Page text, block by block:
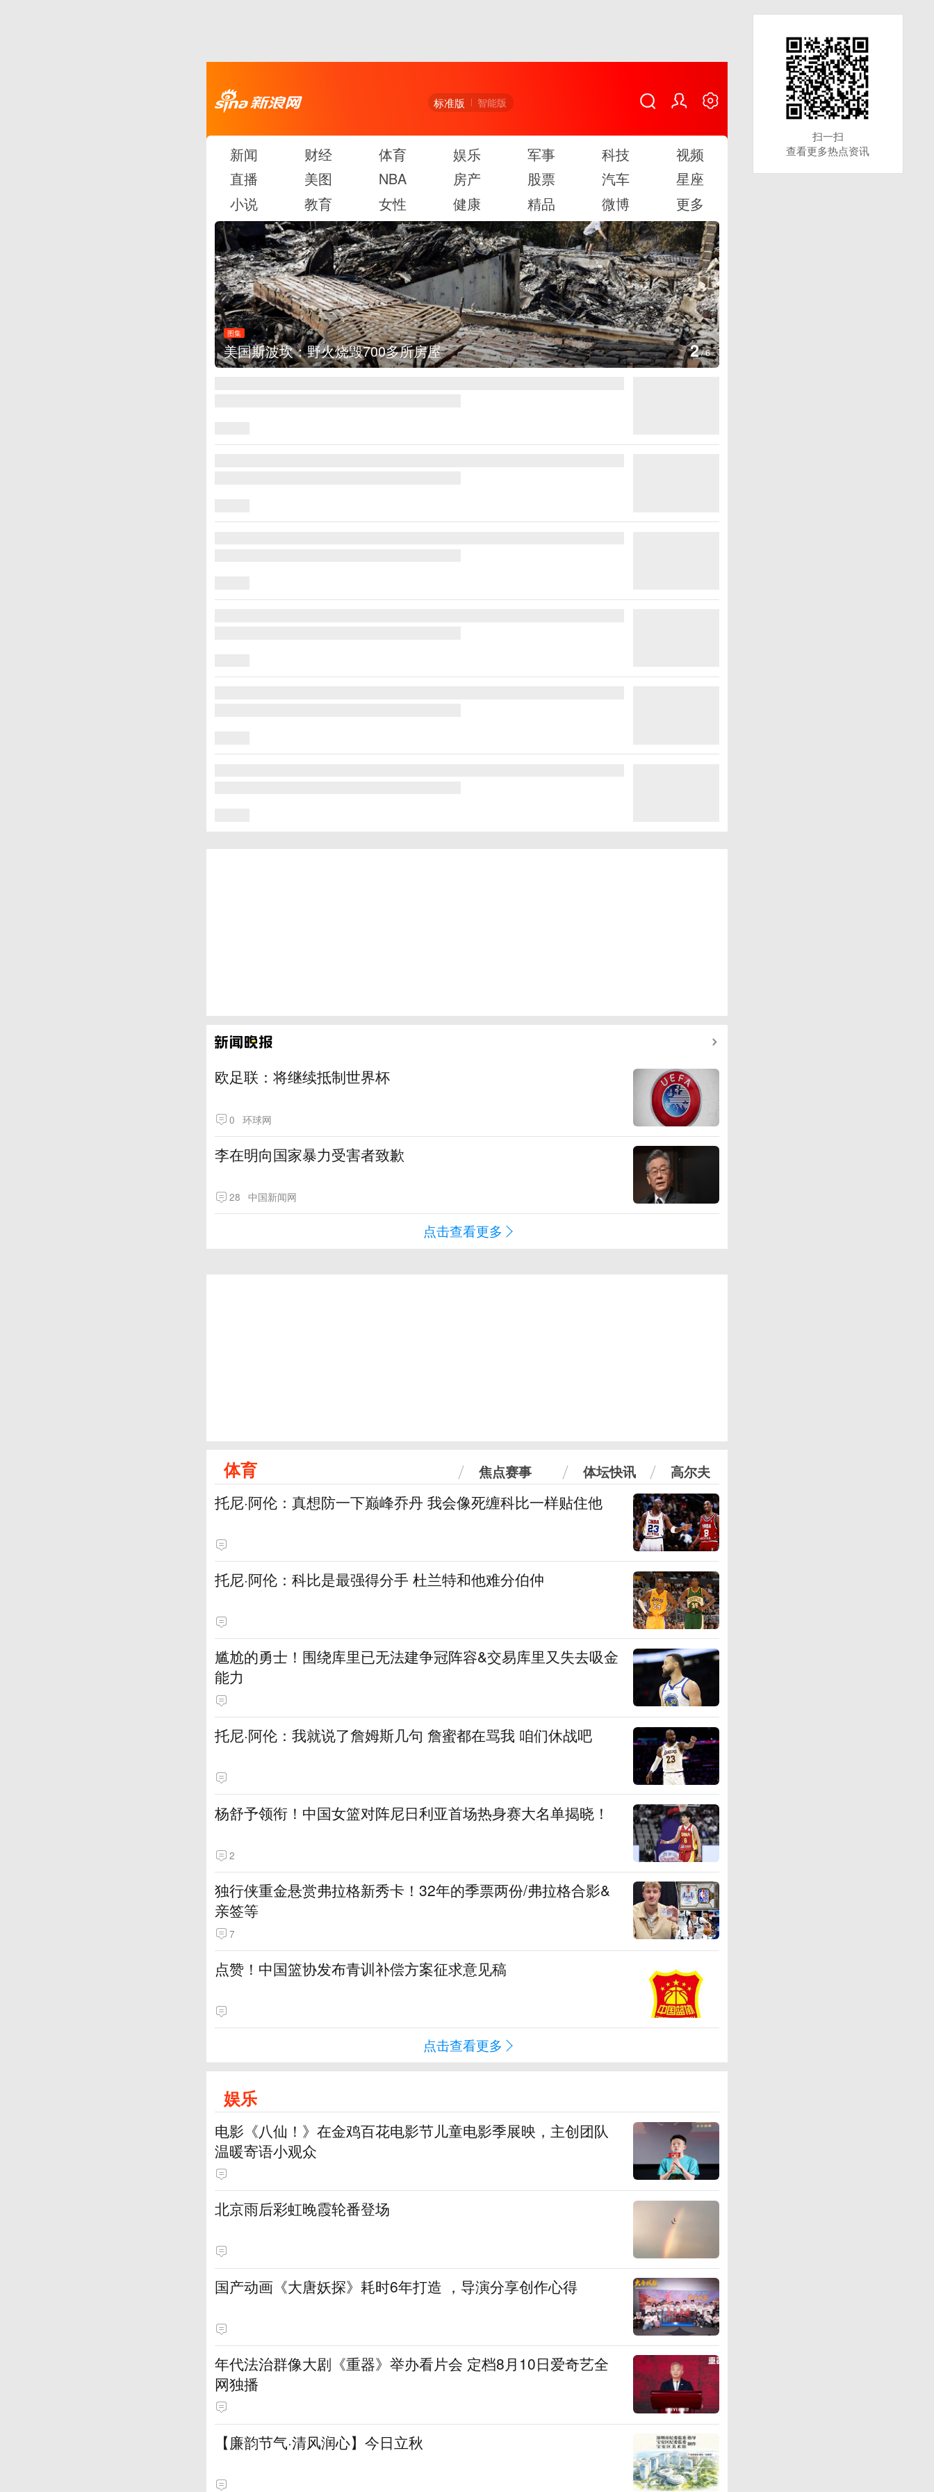
标准版 智能版
新闻 财经 体育 娱乐 军事 科技
视频
直播
美图 NBA 房产 股票 汽车
星座
小说
教育 女性 健康 精品 微博 更多
图集
美国斯波坎：野火烧毁700多所房屋 2/6
欧足联：将继续抵制世界杯
0 环球网
李在明向国家暴力受害者致歉
28 中国新闻网
点击查看更多
体育 焦点赛事 体坛快讯 高尔夫
托尼·阿伦：真想防一下巅峰乔丹 我会像死缠科比一样贴住他
托尼·阿伦：科比是最强得分手 杜兰特和他难分伯仲
尴尬的勇士！围绕库里已无法建争冠阵容&交易库里又失去吸金
能力
托尼·阿伦：我就说了詹姆斯几句 詹蜜都在骂我 咱们休战吧
杨舒予领衔！中国女篮对阵尼日利亚首场热身赛大名单揭晓！
2
独行侠重金悬赏弗拉格新秀卡！32年的季票两份/弗拉格合影&
亲签等
7
点赞！中国篮协发布青训补偿方案征求意见稿
点击查看更多
娱乐
电影《八仙！》在金鸡百花电影节儿童电影季展映，主创团队
温暖寄语小观众
北京雨后彩虹晚霞轮番登场
国产动画《大唐妖探》耗时6年打造 ，导演分享创作心得
年代法治群像大剧《重器》举办看片会 定档8月10日爱奇艺全
网独播
【廉韵节气·清风润心】今日立秋
扫一扫
查看更多热点资讯
扫一扫
查看更多热点资讯